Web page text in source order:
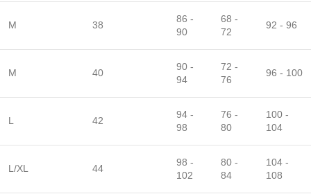
M 38
86 -
90
68 -
72
92 - 96
M 40
90 -
94
72 -
76
96 - 100
L 42
94 -
98
76 -
80
100 -
104
L/XL 44
98 -
102
80 -
84
104 -
108